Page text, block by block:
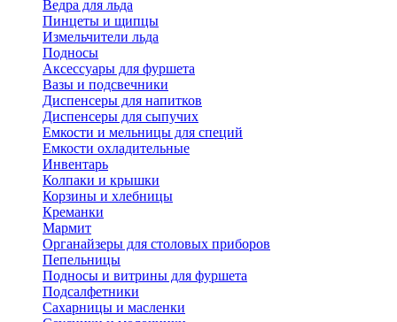
Ведра для льда
Пинцеты и щипцы
Измельчители льда
Подносы
Аксессуары для фуршета
Вазы и подсвечники
Диспенсеры для напитков
Диспенсеры для сыпучих
Емкости и мельницы для специй
Емкости охладительные
Инвентарь
Колпаки и крышки
Корзины и хлебницы
Креманки
Мармит
Органайзеры для столовых приборов
Пепельницы
Подносы и витрины для фуршета
Подсалфетники
Сахарницы и масленки